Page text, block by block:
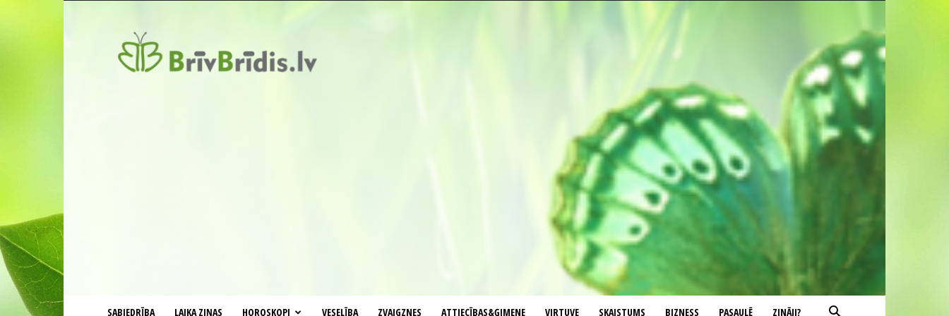
SABIEDRĪBA LAIKA ZIŅAS HOROSKOPI VESELĪBA ZVAIGZNES ATTIECĪBAS&ĢIMENE VIRTUVE SKAISTUMS BIZNESS PASAULĒ ZINĀJI?